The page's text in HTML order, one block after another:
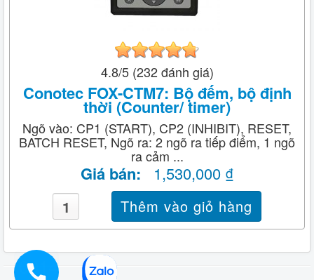
4.8/5 (232 đánh giá)
Conotec FOX-CTM7: Bộ đếm, bộ định
thời (Counter/ timer)
Ngõ vào: CP1 (START), CP2 (INHIBIT), RESET,
BATCH RESET, Ngõ ra: 2 ngõ ra tiếp điểm, 1 ngõ
ra cảm ...
Giá bán: 1,530,000 ₫
0914919933